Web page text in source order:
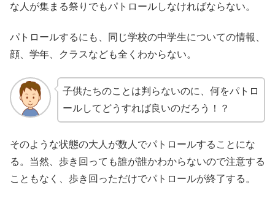
な人が集まる祭りでもパトロールしなければならない。
パトロールするにも、同じ学校の中学生についての情報、
顔、学年、クラスなども全くわからない。
子供たちのことは判らないのに、何をパトロ
ールしてどうすれば良いのだろう！？
そのような状態の大人が数人でパトロールすることにな
る。当然、歩き回っても誰が誰かわからないので注意する
こともなく、歩き回っただけでパトロールが終了する。